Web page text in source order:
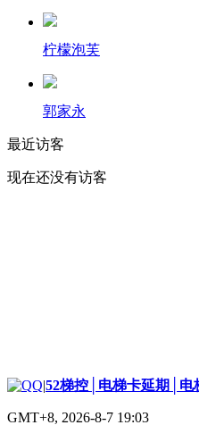
柠檬泡芙
郭家永
最近访客
现在还没有访客
|52梯控│电梯卡延期│电
GMT+8, 2026-8-7 19:03